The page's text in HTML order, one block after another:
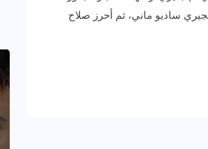
ساديو ماني، ثم أحرز صلاح